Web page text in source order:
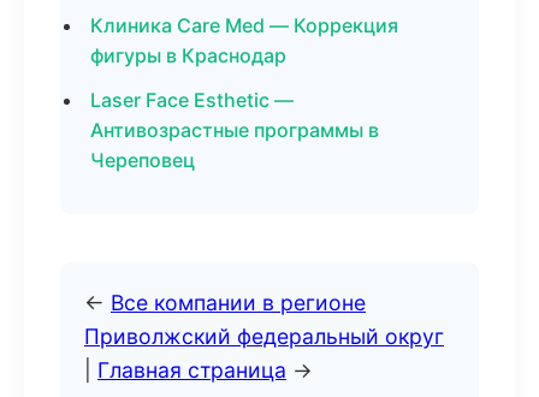
Клиника Care Med — Коррекция
фигуры в Краснодар
Laser Face Esthetic —
Антивозрастные программы в
Череповец
← Все компании в регионе
Приволжский федеральный округ
Главная страница →